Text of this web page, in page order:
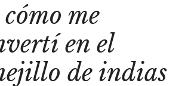
me
en el
de indias